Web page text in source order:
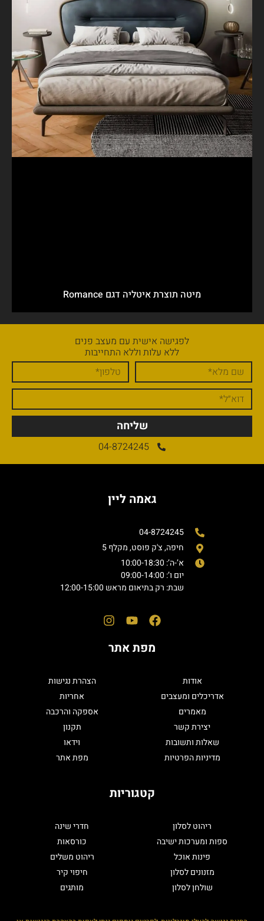
מיטה תוצרת איטליה דגם Romance
לפגישה אישית עם מעצב פנים
ללא עלות וללא התחייבות
שליחה
04-8724245
גאמה ליין
04-8724245
חיפה, צ'ק פוסט, מקלף 5
א’-ה’: 10:00-18:30
יום ו’: 09:00-14:00
שבת: רק בתיאום מראש 12:00-15:00
מפת אתר
אודות
אדריכלים ומעצבים
מאמרים
יצירת קשר
שאלות ותשובות
מדיניות הפרטיות
הצהרת נגישות
אחריות
אספקה והרכבה
תקנון
וידאו
מפת אתר
קטגוריות
ריהוט לסלון
ספות ומערכות ישיבה
פינות אוכל
מזנונים לסלון
שולחן לסלון
חדרי שינה
כורסאות
ריהוט משלים
חיפוי קיר
מותגים